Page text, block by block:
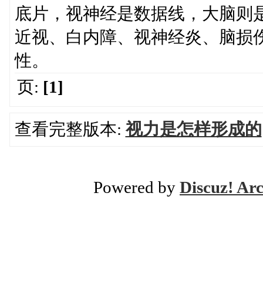
底片，视神经是数据线，大脑则
近视、白内障、视神经炎、脑损
性。
页: [1]
查看完整版本: 视力是怎样形成的
Powered by Discuz!